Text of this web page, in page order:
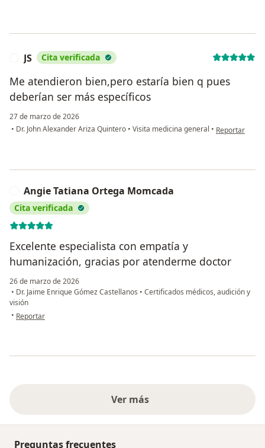
JS Cita verificada
Me atendieron bien,pero estaría bien q pues
deberían ser más específicos
27 de marzo de 2026
• Dr. John Alexander Ariza Quintero • Visita medicina general • en opinión del
Reportar
Angie Tatiana Ortega Momcada
Cita verificada
Excelente especialista con empatía y
humanización, gracias por atenderme doctor
26 de marzo de 2026
• Dr. Jaime Enrique Gómez Castellanos • Certificados médicos, audición y
visión
• en opinión del usuario Angie Tatiana Ortega Momcada
Reportar
Ver más
Preguntas frecuentes